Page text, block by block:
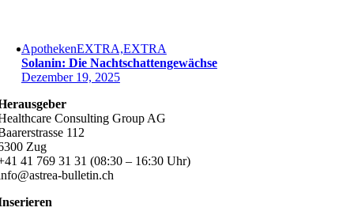
ApothekenEXTRA,EXTRA
Solanin: Die Nachtschattengewächse
Dezember 19, 2025
Consulting Group AG
112
Zug
41 769 31 31 (08:30 – 16:30 Uhr)
bulletin.ch